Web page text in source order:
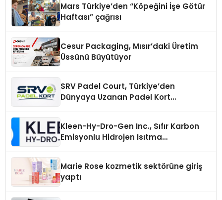
Mars Türkiye’den “Köpeğini İşe Götür
Haftası” çağrısı
Cesur Packaging, Mısır’daki Üretim
Üssünü Büyütüyor
SRV Padel Court, Türkiye’den
Dünyaya Uzanan Padel Kort
Kleen-Hy-Dro-Gen Inc., Sıfır Karbon
Emisyonlu Hidrojen Isıtma
Marie Rose kozmetik sektörüne giriş
yaptı